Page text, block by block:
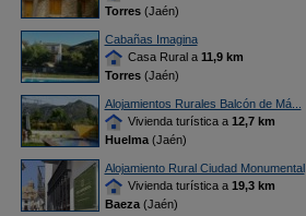
Torres(Jaén)
Cabañas Imagina
Casa Rural a 11,9 km
Torres(Jaén)
Alojamientos Rurales Balcón de Má...
Vivienda turística a 12,7 km
Huelma(Jaén)
Alojamiento Rural Ciudad Monumental
Vivienda turística a 19,3 km
Baeza(Jaén)